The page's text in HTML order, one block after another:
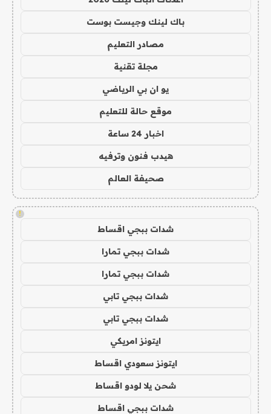
باك لينك وجيست بوست
مصادر التعليم
مجلة تقنية
يو ان بي الرياضي
موقع حالة للتعليم
اخبار 24 ساعة
هيدب فنون وترفيه
صحيفة العالم
!
شدات ببجي اقساط
شدات ببجي تمارا
شدات ببجي تمارا
شدات ببجي تابي
شدات ببجي تابي
ايتونز امريكي
ايتونز سعودي اقساط
شحن يلا لودو اقساط
شدات ببجي اقساط